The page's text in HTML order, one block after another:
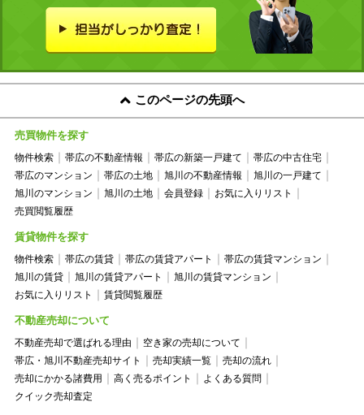
このページの先頭へ
売買物件を探す
物件検索 帯広の不動産情報 帯広の新築一戸建て
帯広の中古住宅
帯広のマンション
帯広の土地 旭川の不動産情報
旭川の一戸建て
旭川のマンション
旭川の土地 会員登録
お気に入りリスト
売買閲覧履歴
賃貸物件を探す
物件検索 帯広の賃貸 帯広の賃貸アパート
帯広の賃貸マンション
旭川の賃貸
旭川の賃貸アパート
旭川の賃貸マンション
お気に入りリスト
賃貸閲覧履歴
不動産売却について
不動産売却で選ばれる理由
空き家の売却について
帯広・旭川不動産売却サイト
売却実績一覧
売却の流れ
売却にかかる諸費用
高く売るポイント
よくある質問
クイック売却査定